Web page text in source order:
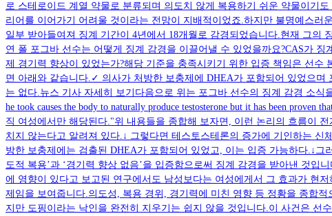
로 스테로이드 계열 약물로 분류되며 의도치 않게 복용하기 쉬운 약물이기
리어를 이어가기 어려울 것이라는 전망이 지배적이었죠.하지만 불명예스
일부 받아들여져 징계 기간이 4년에서 18개월로 감경되었습니다.현재 그의
연 폴 포그바 선수는 어떻게 징계 감경을 이끌어낼 수 있었을까요?CAS가
제 경기력 향상이 있었는가?해당 기준을 충족시키기 위한 입증 책임은 선
면 아래와 같습니다.✓ 의사가 처방한 보충제에 DHEA가 포함되어 있었으
는 없다.뉴스 기사 자세히 보기다음으로 위는 포그바 선수의 징계 감경 소식
he took causes the body to naturally produce testosterone but it has been
직 여성에서만 해당된다."위 내용들을 종합해 보자면, 이런 논리의 흐름이
치지 않는다고 알려져 있다.↓ 그렇다면 테스토스테론의 증가에 기인하는
방한 보충제에는 검출된 DHEA가 포함되어 있었고, 이는 입증 가능하다.↓
도적 복용’과 ‘경기력 향상 없음’을 입증함으로써 징계 감경을 받아낸 것
에 영향이 있다고 보고된 연구에서도 남성보다는 여성에게서 그 효과가 현
제임을 보여줍니다.의도성, 복용 경위, 경기력에 미친 영향 등 정황을 종합
지만 도핑이라는 낙인을 완전히 지우기는 쉽지 않을 것입니다.이 사건은 선